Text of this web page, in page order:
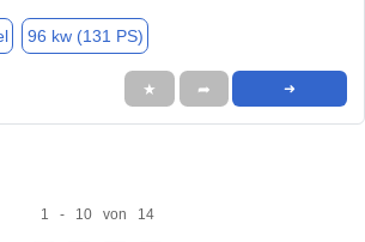
96 kw (131 PS)
★ ➦ ➜
1 - 10 von 14